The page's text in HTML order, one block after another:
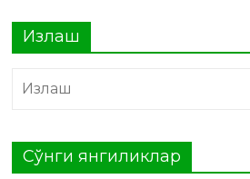
Излаш
Сўнги янгиликлар